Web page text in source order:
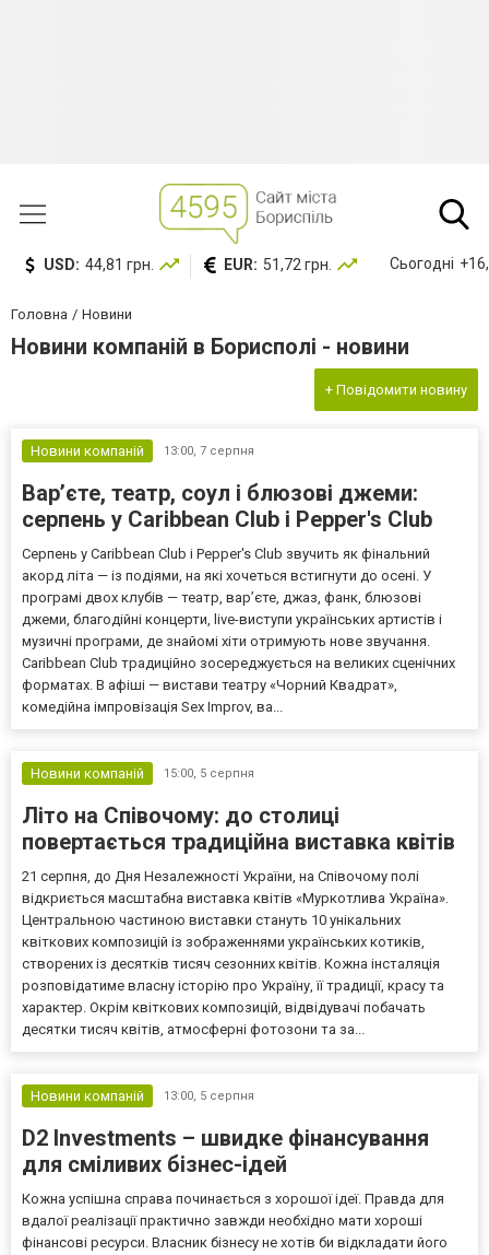
USD: 44,81 грн. EUR: 51,72 грн. Сьогодні
Головна Новини
Новини компаній в Борисполі - новини
+ Повідомити новину
Новини компаній 13:00, 7 серпня
Вар’єте, театр, соул і блюзові джеми:
серпень у Caribbean Club і Pepper's Club
Серпень у Caribbean Club і Pepper's Club звучить як фінальний
акорд літа — із подіями, на які хочеться встигнути до осені. У
програмі двох клубів — театр, вар’єте, джаз, фанк, блюзові
джеми, благодійні концерти, live-виступи українських артистів і
музичні програми, де знайомі хіти отримують нове звучання.
Caribbean Club традиційно зосереджується на великих сценічних
форматах. В афіші — вистави театру «Чорний Квадрат»,
комедійна імпровізація Sex Improv, ва...
Новини компаній 15:00, 5 серпня
Літо на Співочому: до столиці
повертається традиційна виставка квітів
21 серпня, до Дня Незалежності України, на Співочому полі
відкриється масштабна виставка квітів «Муркотлива Україна».
Центральною частиною виставки стануть 10 унікальних
квіткових композицій із зображеннями українських котиків,
створених із десятків тисяч сезонних квітів. Кожна інсталяція
розповідатиме власну історію про Україну, її традиції, красу та
характер. Окрім квіткових композицій, відвідувачі побачать
десятки тисяч квітів, атмосферні фотозони та за...
Новини компаній 13:00, 5 серпня
D2 Investments – швидке фінансування
для сміливих бізнес-ідей
Кожна успішна справа починається з хорошої ідеї. Правда для
вдалої реалізації практично завжди необхідно мати хороші
фінансові ресурси. Власник бізнесу не хотів би відкладати його